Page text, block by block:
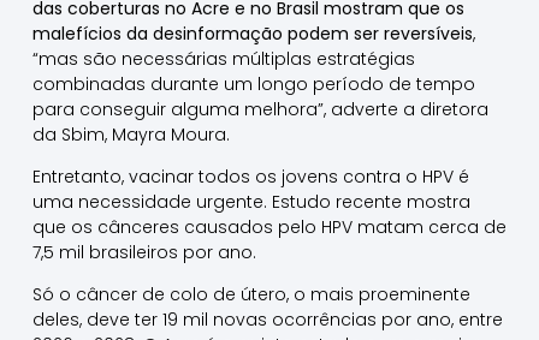
das coberturas no Acre e no Brasil mostram que os
malefícios da desinformação podem ser reversíveis,
“mas são necessárias múltiplas estratégias
combinadas durante um longo período de tempo
para conseguir alguma melhora”, adverte a diretora
da Sbim, Mayra Moura.
Entretanto, vacinar todos os jovens contra o HPV é
uma necessidade urgente. Estudo recente mostra
que os cânceres causados pelo HPV matam cerca de
7,5 mil brasileiros por ano.
Só o câncer de colo de útero, o mais proeminente
deles, deve ter 19 mil novas ocorrências por ano, entre